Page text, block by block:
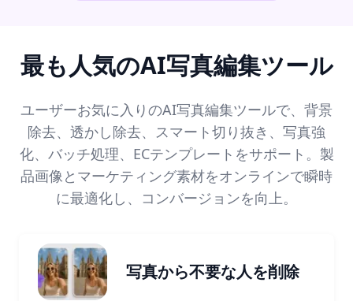
最も人気のAI写真編集ツール
ユーザーお気に入りのAI写真編集ツールで、背景
除去、透かし除去、スマート切り抜き、写真強
化、バッチ処理、ECテンプレートをサポート。製
品画像とマーケティング素材をオンラインで瞬時
に最適化し、コンバージョンを向上。
写真から不要な人を削除